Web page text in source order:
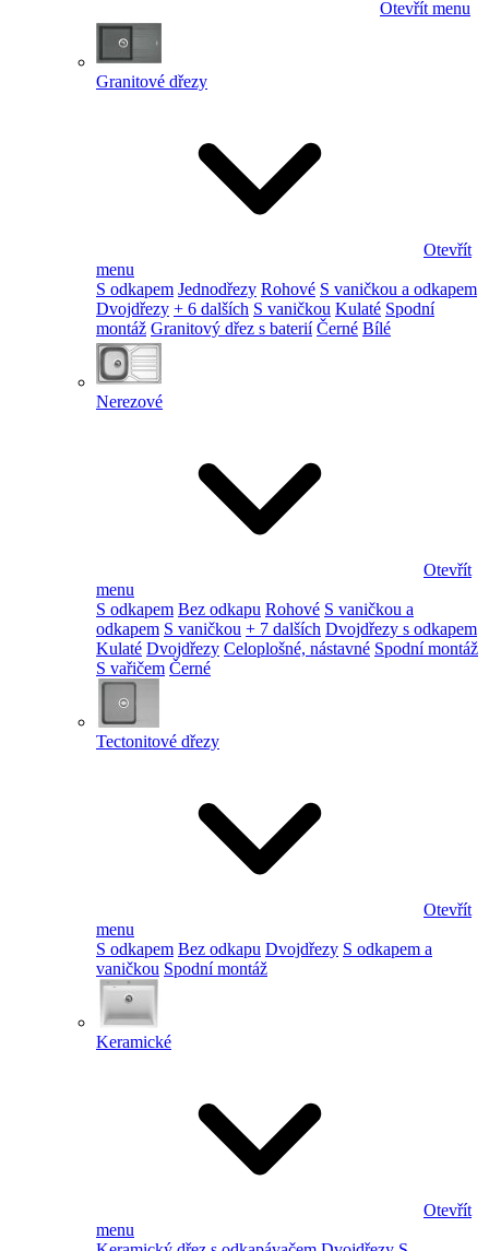
Otevřít menu
Granitové dřezy
Otevřít
menu
S odkapem Jednodřezy Rohové S vaničkou a odkapem
Dvojdřezy + 6 dalších S vaničkou Kulaté Spodní
montáž Granitový dřez s baterií Černé Bílé
Nerezové
Otevřít
menu
S odkapem Bez odkapu Rohové S vaničkou a
odkapem S vaničkou + 7 dalších Dvojdřezy s odkapem
Kulaté Dvojdřezy Celoplošné, nástavné Spodní montáž
S vařičem Černé
Tectonitové dřezy
Otevřít
menu
S odkapem Bez odkapu Dvojdřezy S odkapem a
vaničkou Spodní montáž
Keramické
Otevřít
menu